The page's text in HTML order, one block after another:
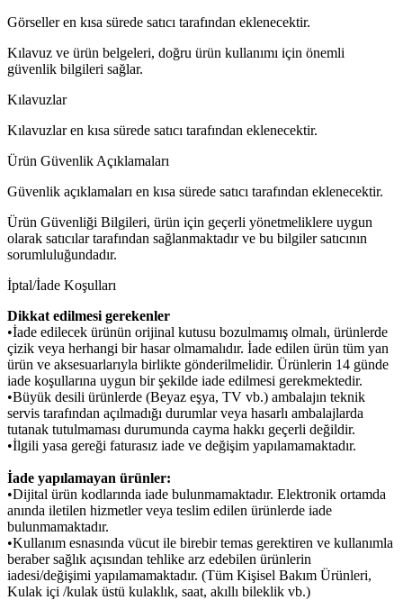
Görseller en kısa sürede satıcı tarafından eklenecektir.
Kılavuz ve ürün belgeleri, doğru ürün kullanımı için önemli
güvenlik bilgileri sağlar.
Kılavuzlar
Kılavuzlar en kısa sürede satıcı tarafından eklenecektir.
Ürün Güvenlik Açıklamaları
Güvenlik açıklamaları en kısa sürede satıcı tarafından eklenecektir.
Ürün Güvenliği Bilgileri, ürün için geçerli yönetmeliklere uygun
olarak satıcılar tarafından sağlanmaktadır ve bu bilgiler satıcının
sorumluluğundadır.
İptal/İade Koşulları
Dikkat edilmesi gerekenler
•İade edilecek ürünün orijinal kutusu bozulmamış olmalı, ürünlerde
çizik veya herhangi bir hasar olmamalıdır. İade edilen ürün tüm yan
ürün ve aksesuarlarıyla birlikte gönderilmelidir. Ürünlerin 14 günde
iade koşullarına uygun bir şekilde iade edilmesi gerekmektedir.
•Büyük desili ürünlerde (Beyaz eşya, TV vb.) ambalajın teknik
servis tarafından açılmadığı durumlar veya hasarlı ambalajlarda
tutanak tutulmaması durumunda cayma hakkı geçerli değildir.
•İlgili yasa gereği faturasız iade ve değişim yapılamamaktadır.
İade yapılamayan ürünler:
•Dijital ürün kodlarında iade bulunmamaktadır. Elektronik ortamda
anında iletilen hizmetler veya teslim edilen ürünlerde iade
bulunmamaktadır.
•Kullanım esnasında vücut ile birebir temas gerektiren ve kullanımla
beraber sağlık açısından tehlike arz edebilen ürünlerin
iadesi/değişimi yapılamamaktadır. (Tüm Kişisel Bakım Ürünleri,
Kulak içi /kulak üstü kulaklık, saat, akıllı bileklik vb.)